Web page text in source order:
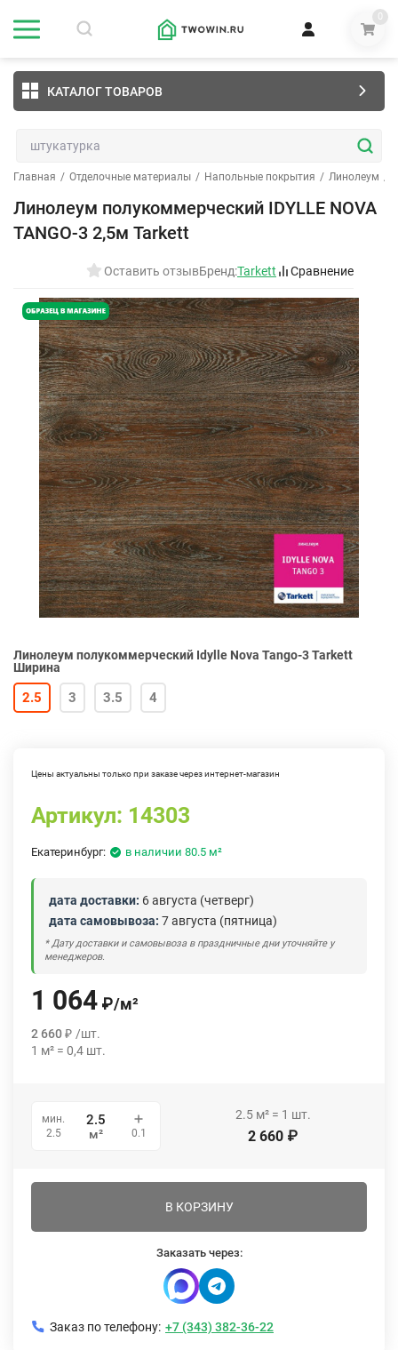
0
КАТАЛОГ ТОВАРОВ
Главная / Отделочные материалы / Напольные покрытия / Линолеум /
Линолеум полукоммерческий IDYLLE NOVA
TANGO-3 2,5м Tarkett
Оставить отзывБренд:Tarkett Сравнение
Линолеум полукоммерческий Idylle Nova Tango-3 Tarkett
Ширина
2.5 3 3.5 4
Цены актуальны только при заказе через интернет-магазин
Артикул: 14303
Екатеринбург: в наличии 80.5 м²
дата доставки: 6 августа (четверг)
дата самовывоза: 7 августа (пятница)
* Дату доставки и самовывоза в праздничные дни уточняйте у
менеджеров.
1 064 ₽/м²
2 660₽ /шт.
1 м² = 0,4 шт.
мин.
2.5
м² 0.1
2.5м²= 1 шт.
2 660 ₽
В КОРЗИНУ
Заказать через:
Заказ по телефону: +7 (343) 382-36-22